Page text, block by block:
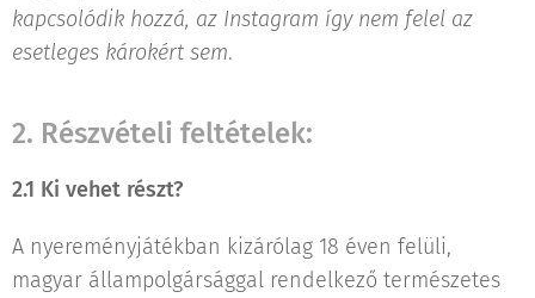
kapcsolódik hozzá, az Instagram így nem felel az
esetleges károkért sem.
2. Részvételi feltételek:
2.1 Ki vehet részt?
A nyereményjátékban kizárólag 18 éven felüli,
magyar állampolgársággal rendelkező természetes